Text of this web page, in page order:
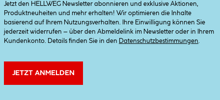
Jetzt den HELLWEG Newsletter abonnieren und exklusive Aktionen,
Produktneuheiten und mehr erhalten! Wir optimieren die Inhalte
basierend auf Ihrem Nutzungsverhalten. Ihre Einwilligung können Sie
jederzeit widerrufen – über den Abmeldelink im Newsletter oder in Ihrem
Kundenkonto. Details finden Sie in den
Datenschutzbestimmungen
JETZT ANMELDEN